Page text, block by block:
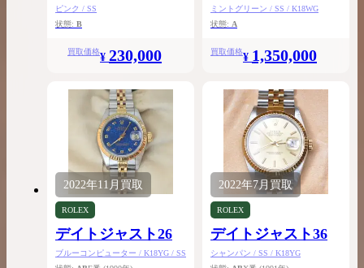
チュアル24
ピンク / SS
状態: B
買取価格¥ 230,000
ミントグリーン / SS / K18WG
状態: A
買取価格¥ 1,350,000
2022年11月 買取
ROLEX
デイトジャスト26
ブルーコンピューター / K18YG / SS
2022年7月 買取
ROLEX
デイトジャスト36
シャンパン / SS / K18YG